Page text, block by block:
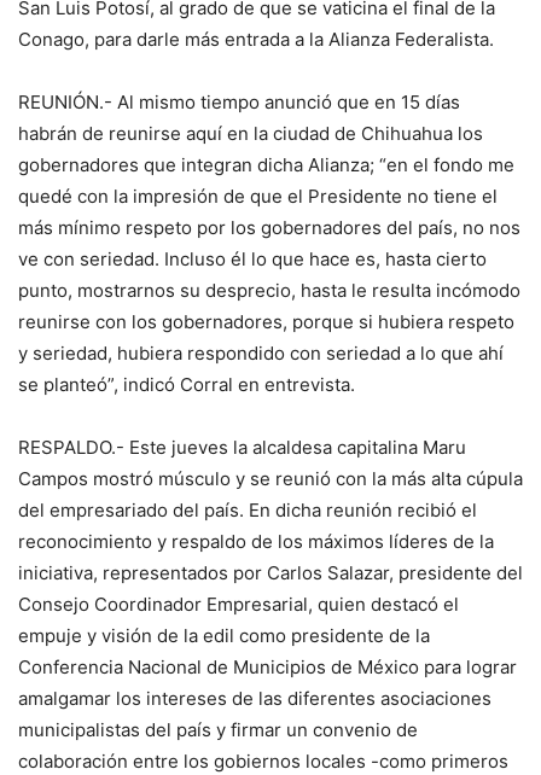
San Luis Potosí, al grado de que se vaticina el final de la
Conago, para darle más entrada a la Alianza Federalista.
REUNIÓN.- Al mismo tiempo anunció que en 15 días
habrán de reunirse aquí en la ciudad de Chihuahua los
gobernadores que integran dicha Alianza; “en el fondo me
quedé con la impresión de que el Presidente no tiene el
más mínimo respeto por los gobernadores del país, no nos
ve con seriedad. Incluso él lo que hace es, hasta cierto
punto, mostrarnos su desprecio, hasta le resulta incómodo
reunirse con los gobernadores, porque si hubiera respeto
y seriedad, hubiera respondido con seriedad a lo que ahí
se planteó”, indicó Corral en entrevista.
RESPALDO.- Este jueves la alcaldesa capitalina Maru
Campos mostró músculo y se reunió con la más alta cúpula
del empresariado del país. En dicha reunión recibió el
reconocimiento y respaldo de los máximos líderes de la
iniciativa, representados por Carlos Salazar, presidente del
Consejo Coordinador Empresarial, quien destacó el
empuje y visión de la edil como presidente de la
Conferencia Nacional de Municipios de México para lograr
amalgamar los intereses de las diferentes asociaciones
municipalistas del país y firmar un convenio de
colaboración entre los gobiernos locales -como primeros